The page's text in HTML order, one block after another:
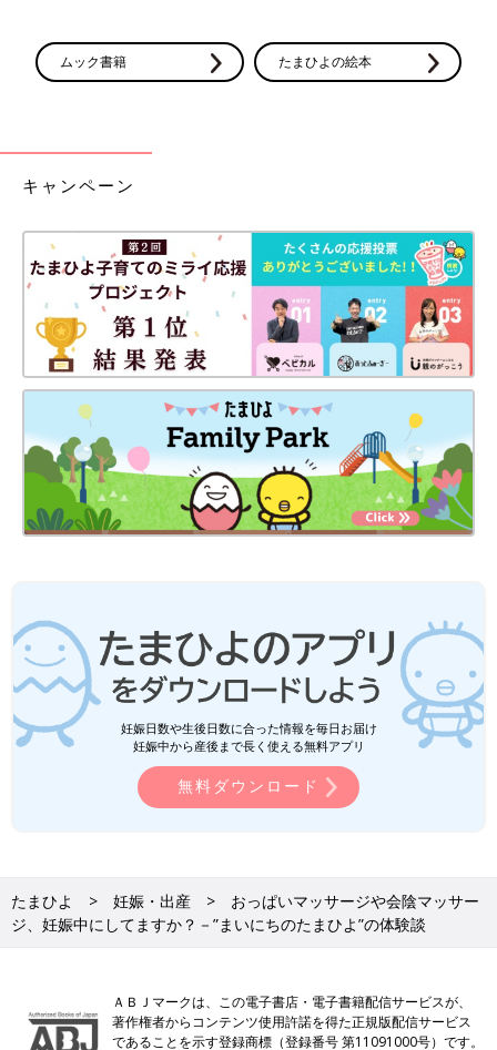
た*****さん
今日からおっぱいマッサージと会陰マッサージしてバンバンお腹
でてビビり.....
き*****さん
会陰切開が嫌だ！切りたくない！ってすごい思うのに、今週臨月
入るのに何もやってない😅会陰マッサージとかオイルすら買って
ないソファでグータラしてる🫣こりゃ確実に切るな.....
＜続きはアプリから＞
💬 9
同じ出産予定月の妊婦さんの体験談や質問が読める
「まいにちのたまひよ」アプリ
をご用意♪
※上記の投稿は、アプリ「まいにちのたまひよ」ルームに投稿されたものから引用
しており、アイコン画像やユーザ名など一部編集しています。
ムック書籍 たまひよの絵本
キャンペーン
妊娠日数や生後日数に合った情報を毎日お届け
妊娠中から産後まで長く使える無料アプリ
無料ダウンロード
たまひよ 妊娠・出産
おっぱいマッサージや会陰マッサー
ジ、妊娠中にしてますか？－”まいにちのたまひよ”の体験談
ＡＢＪマークは、この電子書店・電子書籍配信サービスが、
著作権者からコンテンツ使用許諾を得た正規版配信サービス
であることを示す登録商標（登録番号 第11091000号）です。